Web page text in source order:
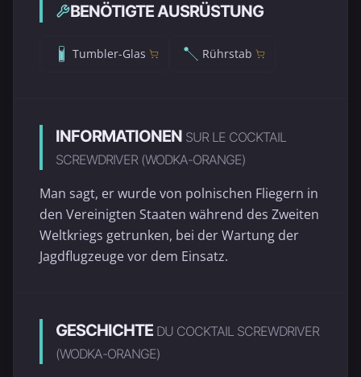
BENÖTIGTE AUSRÜSTUNG
Tumbler-Glas Rührstab
INFORMATIONEN SUR LE COCKTAIL
SCREWDRIVER (WODKA-ORANGE)
Man sagt, er wurde von polnischen Fliegern in
den Vereinigten Staaten während des Zweiten
Weltkriegs getrunken, bei der Wartung der
Jagdflugzeuge vor dem Einsatz.
GESCHICHTE DU COCKTAIL SCREWDRIVER
(WODKA-ORANGE)